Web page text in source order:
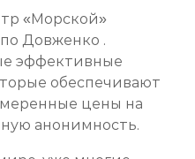
Записаться
Записаться
«Морской»
Довженко .
эффективные
обеспечивают
цены на
анонимность.